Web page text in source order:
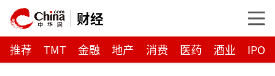
财经
推荐 TMT 金融 地产 消费 医药 酒业 IPO